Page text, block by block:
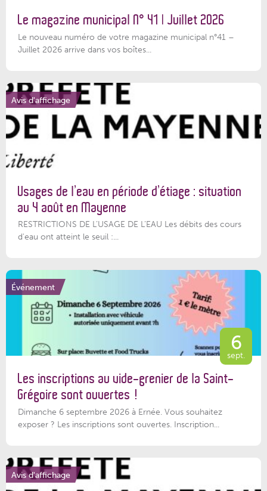
Le magazine municipal N° 41 | Juillet 2026
Le nouveau numéro de votre magazine municipal n°41 –
Juillet 2026 arrive dans vos boîtes...
Avis d'affichage
Usages de l’eau en période d’étiage : situation
au 4 août en Mayenne
RESTRICTIONS DE L’USAGE DE L’EAU Les débits des cours
d'eau ont atteint le seuil :...
Événement
6
sept.
Les inscriptions au vide-grenier de la Saint-
Grégoire sont ouvertes !
Dimanche 6 septembre 2026 à Ernée. Vous souhaitez
exposer ? Les inscriptions sont ouvertes. Inscription...
Avis d'affichage